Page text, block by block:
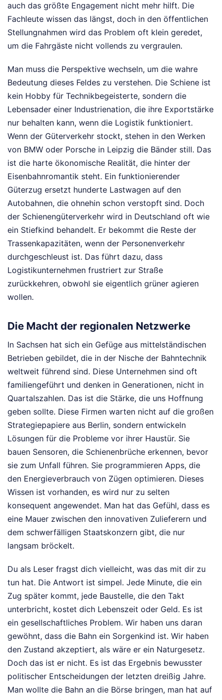
auch das größte Engagement nicht mehr hilft. Die
Fachleute wissen das längst, doch in den öffentlichen
Stellungnahmen wird das Problem oft klein geredet,
um die Fahrgäste nicht vollends zu vergraulen.
Man muss die Perspektive wechseln, um die wahre
Bedeutung dieses Feldes zu verstehen. Die Schiene ist
kein Hobby für Technikbegeisterte, sondern die
Lebensader einer Industrienation, die ihre Exportstärke
nur behalten kann, wenn die Logistik funktioniert.
Wenn der Güterverkehr stockt, stehen in den Werken
von BMW oder Porsche in Leipzig die Bänder still. Das
ist die harte ökonomische Realität, die hinter der
Eisenbahnromantik steht. Ein funktionierender
Güterzug ersetzt hunderte Lastwagen auf den
Autobahnen, die ohnehin schon verstopft sind. Doch
der Schienengüterverkehr wird in Deutschland oft wie
ein Stiefkind behandelt. Er bekommt die Reste der
Trassenkapazitäten, wenn der Personenverkehr
durchgeschleust ist. Das führt dazu, dass
Logistikunternehmen frustriert zur Straße
zurückkehren, obwohl sie eigentlich grüner agieren
wollen.
Die Macht der regionalen Netzwerke
In Sachsen hat sich ein Gefüge aus mittelständischen
Betrieben gebildet, die in der Nische der Bahntechnik
weltweit führend sind. Diese Unternehmen sind oft
familiengeführt und denken in Generationen, nicht in
Quartalszahlen. Das ist die Stärke, die uns Hoffnung
geben sollte. Diese Firmen warten nicht auf die großen
Strategiepapiere aus Berlin, sondern entwickeln
Lösungen für die Probleme vor ihrer Haustür. Sie
bauen Sensoren, die Schienenbrüche erkennen, bevor
sie zum Unfall führen. Sie programmieren Apps, die
den Energieverbrauch von Zügen optimieren. Dieses
Wissen ist vorhanden, es wird nur zu selten
konsequent angewendet. Man hat das Gefühl, dass es
eine Mauer zwischen den innovativen Zulieferern und
dem schwerfälligen Staatskonzern gibt, die nur
langsam bröckelt.
Du als Leser fragst dich vielleicht, was das mit dir zu
tun hat. Die Antwort ist simpel. Jede Minute, die ein
Zug später kommt, jede Baustelle, die den Takt
unterbricht, kostet dich Lebenszeit oder Geld. Es ist
ein gesellschaftliches Problem. Wir haben uns daran
gewöhnt, dass die Bahn ein Sorgenkind ist. Wir haben
den Zustand akzeptiert, als wäre er ein Naturgesetz.
Doch das ist er nicht. Es ist das Ergebnis bewusster
politischer Entscheidungen der letzten dreißig Jahre.
Man wollte die Bahn an die Börse bringen, man hat auf